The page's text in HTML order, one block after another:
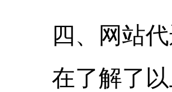
四、网站代
在了解了以